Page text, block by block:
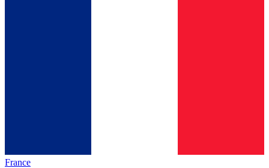
France